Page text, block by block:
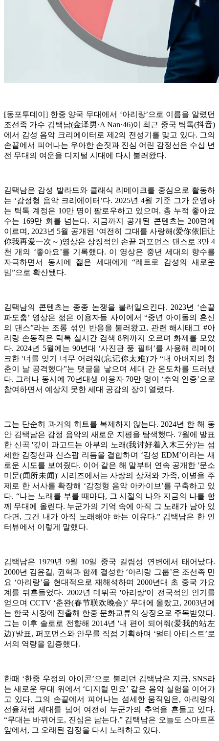
[동포투데이] 한중 양국 무대에서 ‘아리랑’으로 이름을 알렸던
조선족 가수 김택남(金泽男·A Nan·46)이 최근 중국 틱톡(抖音)
에서 감성 음악 크리에이터로 제2의 전성기를 맞고 있다. 그의
손끝에서 피어나는 우아한 손짓과 진심 어린 감정선은 수십 년
전 무대의 여운을 디지털 시대에 다시 불러왔다.
김택남은 감성 발라드와 클래식 리메이크를 중심으로 활동하
는 ‘감정형 음악 크리에이터’다. 2025년 4월 기준 그가 운영하
는 틱톡 계정은 10만 명이 팔로우하고 있으며, 총 누적 좋아요
수는 169만 회를 넘는다. 지금까지 공개된 콘텐츠는 200편에
이르며, 2023년 5월 공개된 ‘여전히 그대를 사랑해(爱你依旧让
你我再爱一次～)영상은 상징적인 손끝 퍼포먼스 댄스로 3만 4
천 개의 ‘좋아요’를 기록했다. 이 영상은 중년 세대의 향수를
자극하면서 동시에 젊은 세대에게 “레트로 감성의 새로운
밈”으로 확산됐다.
김택남의 콘텐츠는 종종 논쟁을 불러일으킨다. 2023년 ‘손끝
파도춤’ 영상은 젊은 이용자들 사이에서 “중년 아이돌의 혼신
의 댄스”라는 조롱 섞인 반응을 불러왔고, 관련 해시태그 #아
리랑 손동작은 틱톡 실시간 검색 8위까지 오르며 화제를 모았
다. 2024년 5월에는 90년대 ‘사진관 풍 필터’를 사용해 리메이
크한 '너를 잊기 너무 어려워(忘记你太难)'가 “내 아버지의 청
춘이 날 공격했다”는 댓글을 낳으며 세대 간 온도차를 드러냈
다. 그러나 동시에 70년대생 이용자 70만 명이 ‘추억 인증’으로
참여하면서 예상치 못한 세대 공감의 장이 열렸다.
그는 단순히 과거의 히트를 복제하지 않는다. 2024년 한 해 동
안 김택남은 감정 음악의 새로운 지평을 탐색했다. 7월에 발표
한 신곡 '깊이 파고드는 아부의 노래(我讨好着入木三分)'는 섬
세한 감정선과 신스팝 리듬을 결합하며 ‘감성 EDM’이라는 새
로운 시도를 보여줬다. 이어 같은 해 말부터 연속 공개한 '문소
미문(闻所未闻)' 시리즈에서는 사랑의 상처와 가족, 이별을 주
제로 한 서사를 확장해 ‘감정형 음악 아카이브’를 구축하고 있
다. “나는 노래를 부를 때마다, 그 시절의 나와 지금의 나를 함
께 무대에 올린다. 누군가의 기억 속에 아직 그 노래가 남아 있
다면, 그건 내가 아직 노래해야 하는 이유다.” 김택남은 한 인
터뷰에서 이렇게 말했다.
김택남은 1979년 9월 10일 중국 길림성 연변에서 태어났다.
2000년 김윤길, 권혁과 함께 결성한 ‘아리랑 그룹’은 조선족 민
요 ‘아리랑’을 현대적으로 재해석하며 2000년대 초 중국 가요
계를 뒤흔들었다. 2002년 데뷔곡 '아리랑'이 전국적인 인기를
얻으며 CCTV ‘춘완(春节联欢晚会)’ 무대에 올랐고, 2003년에
는 한국 시장에 진출해 한중 문화교류의 상징으로 주목받았다.
그는 이후 솔로로 전향해 2014년 '내 편이 되어줘(爱我的站左
边)'발표, 퍼포먼스와 안무를 직접 기획하며 ‘멀티 아티스트’로
서의 역량을 입증했다.
한때 ‘한중 우정의 아이콘’으로 불리던 김택남은 지금, SNS라
는 새로운 무대 위에서 ‘디지털 민요’ 같은 음악 실험을 이어가
고 있다. 그의 손끝에서 피어나는 섬세한 움직임은, 아리랑의
선율처럼 세대를 넘어 여전히 누군가의 추억을 흔들고 있다.
“무대는 바뀌어도, 진심은 남는다.” 김택남은 오늘도 스마트폰
앞에서, 그 오래된 감정을 다시 노래하고 있다.